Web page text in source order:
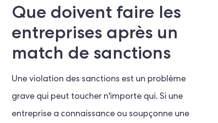
Que doivent faire les
entreprises après un
match de sanctions
Une violation des sanctions est un problème
grave qui peut toucher n'importe qui. Si une
entreprise a connaissance ou soupçonne une